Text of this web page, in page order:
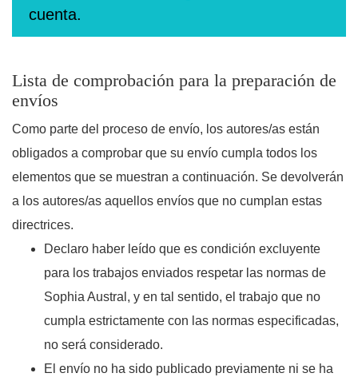
cuenta.
Lista de comprobación para la preparación de
envíos
Como parte del proceso de envío, los autores/as están
obligados a comprobar que su envío cumpla todos los
elementos que se muestran a continuación. Se devolverán
a los autores/as aquellos envíos que no cumplan estas
directrices.
Declaro haber leído que es condición excluyente
para los trabajos enviados respetar las normas de
Sophia Austral, y en tal sentido, el trabajo que no
cumpla estrictamente con las normas especificadas,
no será considerado.
El envío no ha sido publicado previamente ni se ha